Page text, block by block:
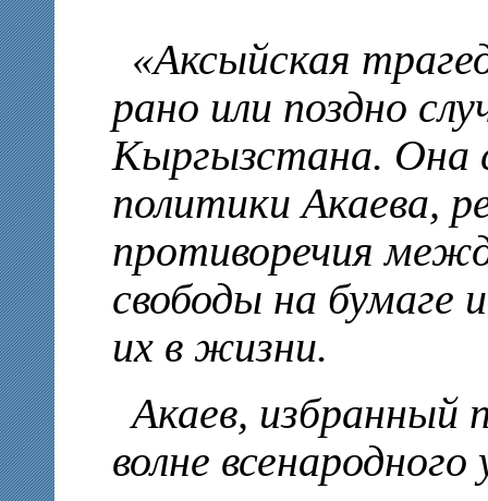
«Аксыйская
рано или поздно
Кыргызстана. Она
политики Акаева,
противоречия
свободы на бумаге
их в жизни.
Акаев, избранный
волне